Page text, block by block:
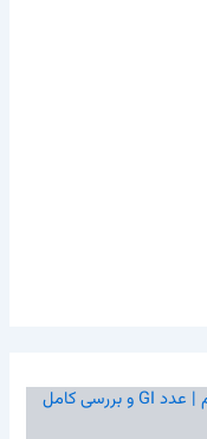
شاخص گلیسمی جو دو سر خام | عدد GI و بررسی کامل